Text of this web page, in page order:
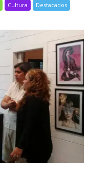
Cultura
Destacados